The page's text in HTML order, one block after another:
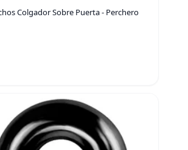
Colgador Sobre Puerta - Perchero